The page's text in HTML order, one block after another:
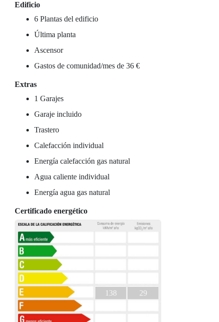
Edificio
6 Plantas del edificio
Última planta
Ascensor
Gastos de comunidad/mes de 36 €
Extras
1 Garajes
Garaje incluido
Trastero
Calefacción individual
Energía calefacción gas natural
Agua caliente individual
Energía agua gas natural
Certificado energético
138 29